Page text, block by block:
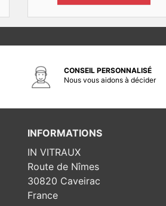
CONSEIL PERSONNALISÉ
Nous vous aidons à décider
INFORMATIONS
IN VITRAUX
Route de Nîmes
30820 Caveirac
France